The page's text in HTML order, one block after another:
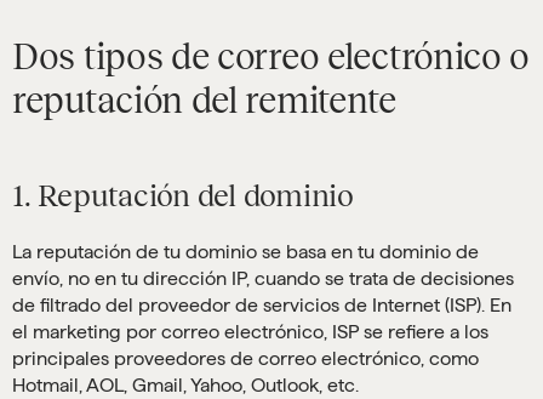
Dos tipos de correo electrónico o
reputación del remitente
1. Reputación del dominio
La reputación de tu dominio se basa en tu dominio de
envío, no en tu dirección IP, cuando se trata de decisiones
de filtrado del proveedor de servicios de Internet (ISP). En
el marketing por correo electrónico, ISP se refiere a los
principales proveedores de correo electrónico, como
Hotmail, AOL, Gmail, Yahoo, Outlook, etc.